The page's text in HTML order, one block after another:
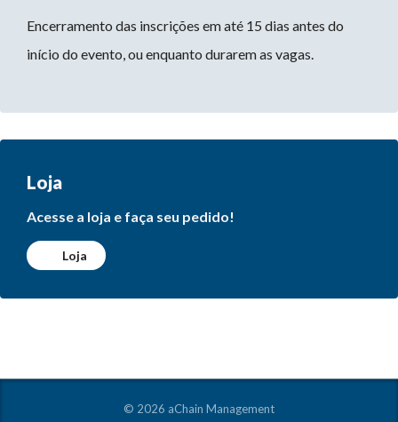
Encerramento das inscrições em até 15 dias antes do
início do evento, ou enquanto durarem as vagas.
Loja
Acesse a loja e faça seu pedido!
Loja
© 2026 aChain Management